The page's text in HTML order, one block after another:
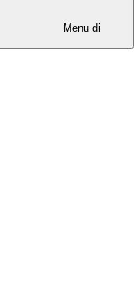
Menu di